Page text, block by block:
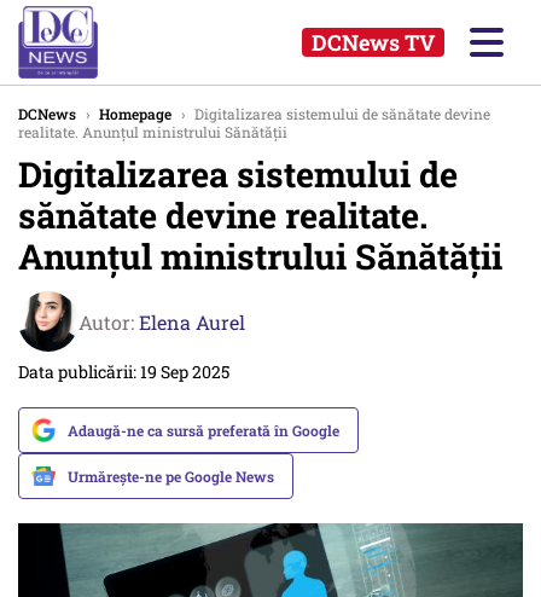
DCNews TV
DCNews › Homepage › Digitalizarea sistemului de sănătate devine
realitate. Anunțul ministrului Sănătății
Digitalizarea sistemului de
sănătate devine realitate.
Anunțul ministrului Sănătății
Autor:Elena Aurel
Data publicării: 19 Sep 2025
Adaugă-ne ca sursă preferată în Google
Urmărește-ne pe Google News